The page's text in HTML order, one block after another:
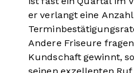
er verlangt eine
Andere Friseure
Kundschaft gewinnt,
seinen exzellenten